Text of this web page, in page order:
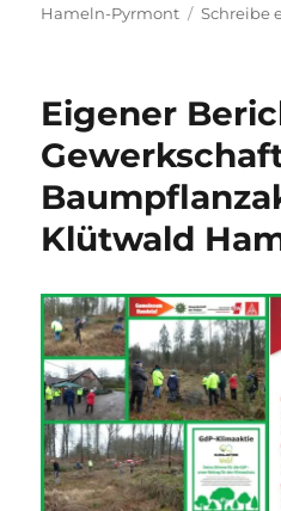
Hameln-Pyrmont
Schreibe
Eigener
Klütwald